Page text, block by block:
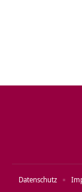
Datenschutz